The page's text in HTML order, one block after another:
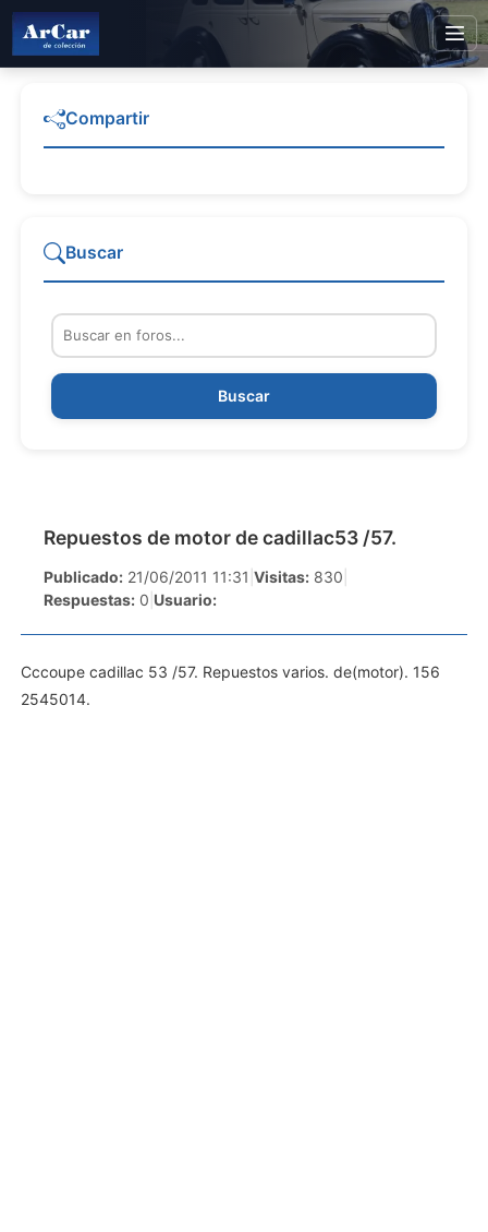
Repuestos de motor de cadillac53 /57.
Publicado: 21/06/2011 11:31 Visitas: 830
Respuestas: 0 Usuario:
Cccoupe cadillac 53 /57. Repuestos varios. de(motor). 156
2545014.
Compartir
Buscar
Buscar